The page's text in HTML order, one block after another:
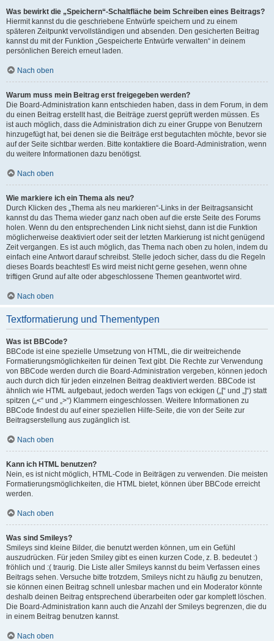
Was bewirkt die „Speichern“-Schaltfläche beim Schreiben eines Beitrags?
Hiermit kannst du die geschriebene Entwürfe speichern und zu einem
späteren Zeitpunkt vervollständigen und absenden. Den gesicherten Beitrag
kannst du mit der Funktion „Gespeicherte Entwürfe verwalten“ in deinem
persönlichen Bereich erneut laden.
Nach oben
Warum muss mein Beitrag erst freigegeben werden?
Die Board-Administration kann entschieden haben, dass in dem Forum, in dem
du einen Beitrag erstellt hast, die Beiträge zuerst geprüft werden müssen. Es
ist auch möglich, dass die Administration dich zu einer Gruppe von Benutzern
hinzugefügt hat, bei denen sie die Beiträge erst begutachten möchte, bevor sie
auf der Seite sichtbar werden. Bitte kontaktiere die Board-Administration, wenn
du weitere Informationen dazu benötigst.
Nach oben
Wie markiere ich ein Thema als neu?
Durch Klicken des „Thema als neu markieren“-Links in der Beitragsansicht
kannst du das Thema wieder ganz nach oben auf die erste Seite des Forums
holen. Wenn du den entsprechenden Link nicht siehst, dann ist die Funktion
möglicherweise deaktiviert oder seit der letzten Markierung ist nicht genügend
Zeit vergangen. Es ist auch möglich, das Thema nach oben zu holen, indem du
einfach eine Antwort darauf schreibst. Stelle jedoch sicher, dass du die Regeln
dieses Boards beachtest! Es wird meist nicht gerne gesehen, wenn ohne
triftigen Grund auf alte oder abgeschlossene Themen geantwortet wird.
Nach oben
Textformatierung und Thementypen
Was ist BBCode?
BBCode ist eine spezielle Umsetzung von HTML, die dir weitreichende
Formatierungsmöglichkeiten für deinen Text gibt. Die Rechte zur Verwendung
von BBCode werden durch die Board-Administration vergeben, können jedoch
auch durch dich für jeden einzelnen Beitrag deaktiviert werden. BBCode ist
ähnlich wie HTML aufgebaut, jedoch werden Tags von eckigen („[“ und „]“) statt
spitzen („<“ und „>“) Klammern eingeschlossen. Weitere Informationen zu
BBCode findest du auf einer speziellen Hilfe-Seite, die von der Seite zur
Beitragserstellung aus zugänglich ist.
Nach oben
Kann ich HTML benutzen?
Nein, es ist nicht möglich, HTML-Code in Beiträgen zu verwenden. Die meisten
Formatierungsmöglichkeiten, die HTML bietet, können über BBCode erreicht
werden.
Nach oben
Was sind Smileys?
Smileys sind kleine Bilder, die benutzt werden können, um ein Gefühl
auszudrücken. Für jeden Smiley gibt es einen kurzen Code, z. B. bedeutet :)
fröhlich und :( traurig. Die Liste aller Smileys kannst du beim Verfassen eines
Beitrags sehen. Versuche bitte trotzdem, Smileys nicht zu häufig zu benutzen,
sie können einen Beitrag schnell unlesbar machen und ein Moderator könnte
deshalb deinen Beitrag entsprechend überarbeiten oder gar komplett löschen.
Die Board-Administration kann auch die Anzahl der Smileys begrenzen, die du
in einem Beitrag benutzen kannst.
Nach oben